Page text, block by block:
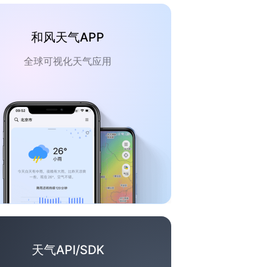
和风天气APP
全球可视化天气应用
天气API/SDK